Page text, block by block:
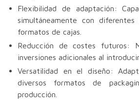
Flexibilidad de adaptación:
simultáneamente con
formatos de cajas.
Reducción de costes futuros:
inversiones adicionales al
Versatilidad en el diseño:
diversos formatos de
producción.